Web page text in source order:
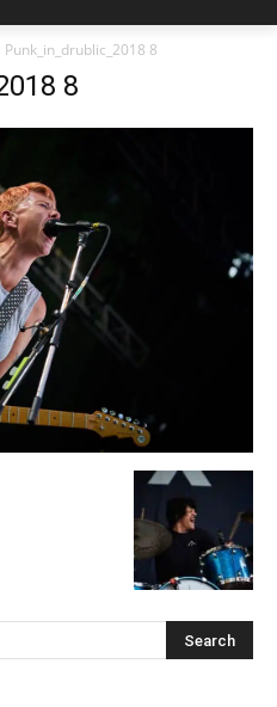
Punk_in_drublic_2018 8
8